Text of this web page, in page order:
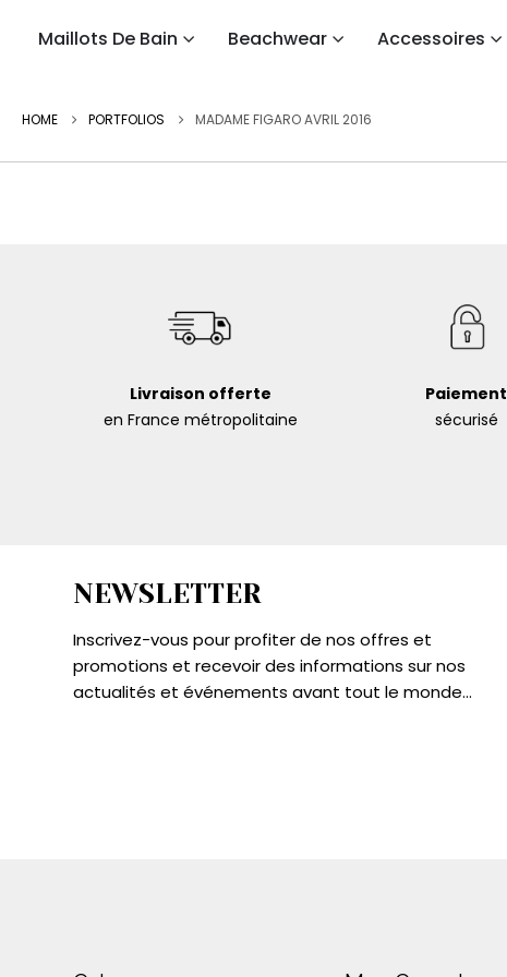
Maillots De Bain Beachwear Accessoires
HOME PORTFOLIOS MADAME FIGARO AVRIL 2016
Livraison offerte
en France métropolitaine
Paiement
sécurisé
NEWSLETTER
Inscrivez-vous pour profiter de nos offres et
promotions et recevoir des informations sur nos
actualités et événements avant tout le monde...